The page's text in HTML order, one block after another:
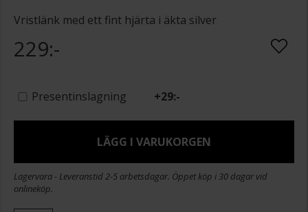
Vristlänk med ett fint hjärta i äkta silver
229:-
Presentinslagning +29:-
LÄGG I VARUKORGEN
Lagervara - Leveranstid 2-5 arbetsdagar. Öppet köp i 30 dagar vid
onlineköp.